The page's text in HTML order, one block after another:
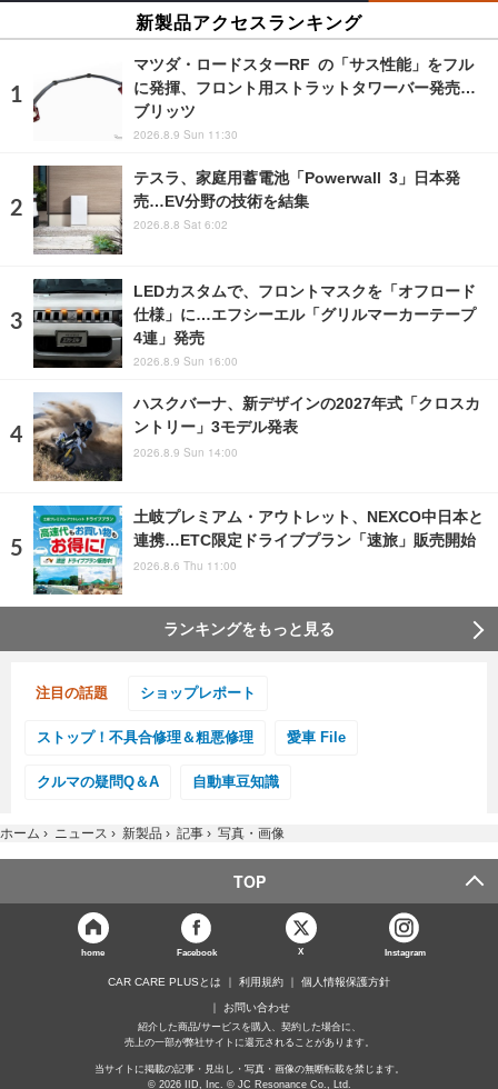
新製品アクセスランキング
マツダ・ロードスターRF の「サス性能」をフル
に発揮、フロント用ストラットタワーバー発売…
ブリッツ
2026.8.9 Sun 11:30
テスラ、家庭用蓄電池「Powerwall 3」日本発
売…EV分野の技術を結集
2026.8.8 Sat 6:02
LEDカスタムで、フロントマスクを「オフロード
仕様」に…エフシーエル「グリルマーカーテープ
4連」発売
2026.8.9 Sun 16:00
ハスクバーナ、新デザインの2027年式「クロスカ
ントリー」3モデル発表
2026.8.9 Sun 14:00
土岐プレミアム・アウトレット、NEXCO中日本と
連携…ETC限定ドライブプラン「速旅」販売開始
2026.8.6 Thu 11:00
ランキングをもっと見る
注目の話題 ショップレポート
ストップ！不具合修理＆粗悪修理 愛車 File
クルマの疑問Q＆A 自動車豆知識
ホーム › ニュース › 新製品 › 記事 › 写真・画像
TOP
home Facebook X Instagram
CAR CARE PLUSとは 利用規約 個人情報保護方針
お問い合わせ
紹介した商品/サービスを購入、契約した場合に、
売上の一部が弊社サイトに還元されることがあります。
当サイトに掲載の記事・見出し・写真・画像の無断転載を禁じます。
© 2026 IID, Inc. © JC Resonance Co., Ltd.